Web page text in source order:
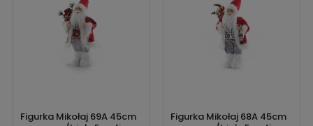
Figurka Mikołaj 69A 45cm
Figurka Mikołaj 68A 45cm